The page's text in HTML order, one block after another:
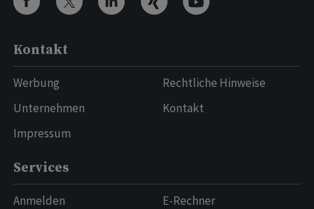
Kontakt
Werbung
Unternehmen
Impressum
Rechtliche Hinweise
Kontakt
Services
Anmelden
E-Rechner